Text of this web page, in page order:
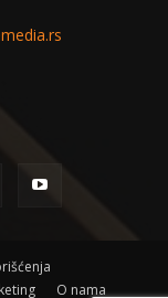
O nama